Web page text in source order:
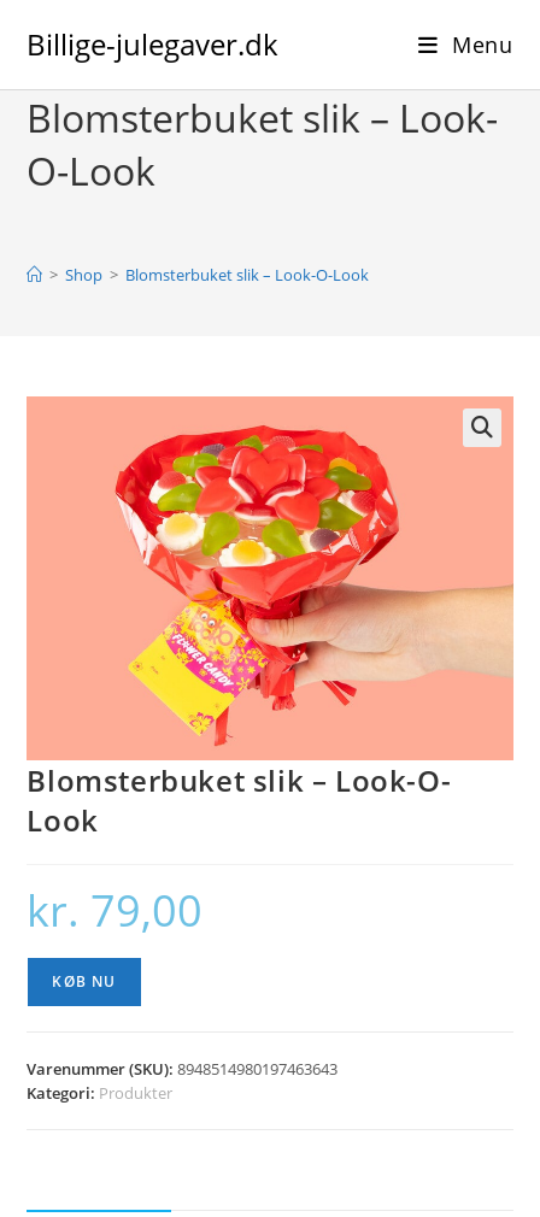
Billige-julegaver.dk Menu
Blomsterbuket slik – Look-
O-Look
> Shop > Blomsterbuket slik – Look-O-Look
Blomsterbuket slik – Look-O-
Look
kr. 79,00
KØB NU
Varenummer (SKU):8948514980197463643
Kategori: Produkter